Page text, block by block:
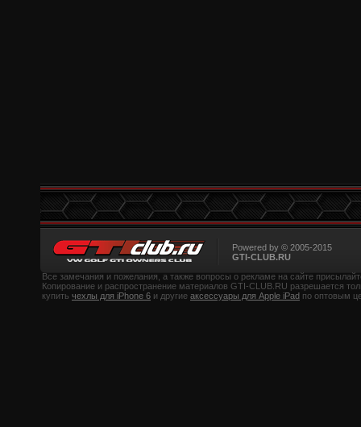
Powered by © 2005-2015
GTI-CLUB.RU
Все замечания и пожелания, а также вопросы о рекламе на сайте
Копирование и распространение материалов GTI-CLUB.RU разрешается
купить чехлы для iPhone 6 и другие аксессуары для Apple iPad по оптовым